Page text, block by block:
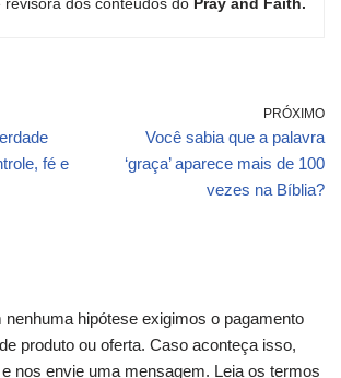
fé e
PRÓXIMO
Você sabia que a palavra
‘graça’ aparece mais de 100
vezes na Bíblia?
hipótese exigimos o pagamento
produto ou oferta. Caso aconteça isso,
nos envie uma mensagem. Leia os termos